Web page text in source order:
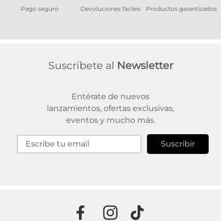
Pago seguro Devoluciones fáciles Productos garantizados
Suscríbete al Newsletter
Entérate de nuevos
lanzamientos, ofertas exclusivas,
eventos y mucho más.
Suscribir